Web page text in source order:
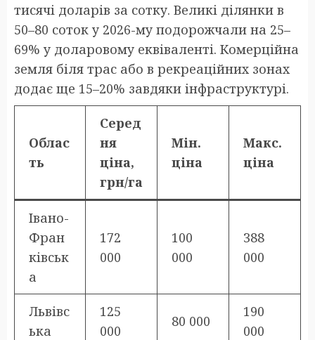
тисячі доларів за сотку. Великі ділянки в
50–80 соток у 2026-му подорожчали на 25–
69% у доларовому еквіваленті. Комерційна
земля біля трас або в рекреаційних зонах
додає ще 15–20% завдяки інфраструктурі.
Облас
ть
Серед
ня
ціна,
грн/га
Мін.
ціна
Макс.
ціна
Івано-
Фран
ківськ
а
172
000
100
000
388
000
Львівс
ька
125
000
80 000
190
000